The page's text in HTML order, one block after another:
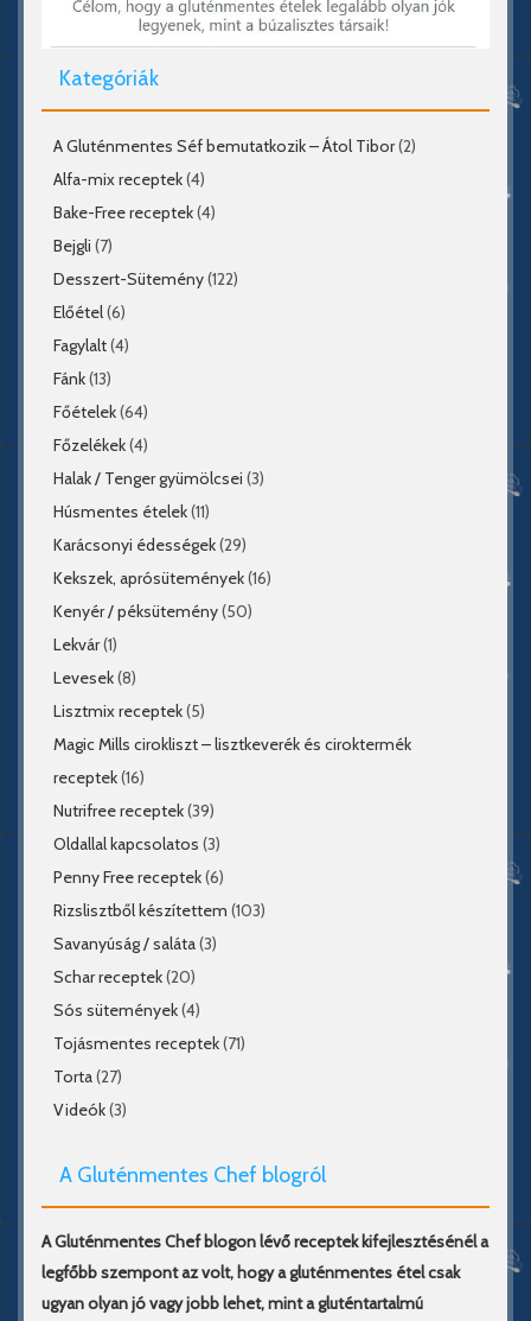
Kategóriák
A Gluténmentes Séf bemutatkozik – Átol Tibor(2)
Alfa-mix receptek(4)
Bake-Free receptek(4)
Bejgli (7)
Desszert-Sütemény(122)
Előétel(6)
Fagylalt(4)
Fánk(13)
Főételek(64)
Főzelékek(4)
Halak / Tenger gyümölcsei (3)
Húsmentes ételek(11)
Karácsonyi édességek(29)
Kekszek, aprósütemények(16)
Kenyér / péksütemény(50)
Lekvár(1)
Levesek(8)
Lisztmix receptek(5)
Magic Mills cirokliszt – lisztkeverék és ciroktermék
receptek(16)
Nutrifree receptek(39)
Oldallal kapcsolatos (3)
Penny Free receptek(6)
Rizslisztből készítettem (103)
Savanyúság / saláta(3)
Schar receptek(20)
Sós sütemények(4)
Tojásmentes receptek(71)
Torta(27)
Videók(3)
A Gluténmentes Chef blogról
A Gluténmentes Chef blogon lévő receptek kifejlesztésénél a
legfőbb szempont az volt, hogy a gluténmentes étel csak
ugyan olyan jó vagy jobb lehet, mint a gluténtartalmú